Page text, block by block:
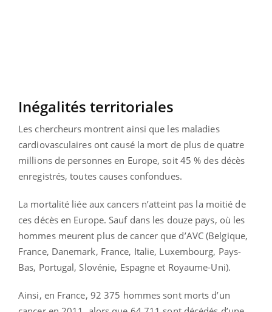
Inégalités territoriales
Les chercheurs montrent ainsi que les maladies
cardiovasculaires ont causé la mort de plus de quatre
millions de personnes en Europe, soit 45 % des décès
enregistrés, toutes causes confondues.
La mortalité liée aux cancers n’atteint pas la moitié de
ces décès en Europe. Sauf dans les douze pays, où les
hommes meurent plus de cancer que d’AVC (Belgique,
France, Danemark, France, Italie, Luxembourg, Pays-
Bas, Portugal, Slovénie, Espagne et Royaume-Uni).
Ainsi, en France, 92 375 hommes sont morts d’un